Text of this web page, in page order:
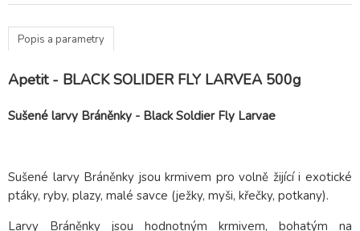
Popis a parametry
Apetit - BLACK SOLIDER FLY LARVEA 500g
Sušené larvy Bráněnky - Black Soldier Fly Larvae
Sušené larvy Bráněnky jsou krmivem pro volně žijící i exotické
ptáky, ryby, plazy, malé savce (ježky, myši, křečky, potkany).
Larvy Bráněnky jsou hodnotným krmivem, bohatým na